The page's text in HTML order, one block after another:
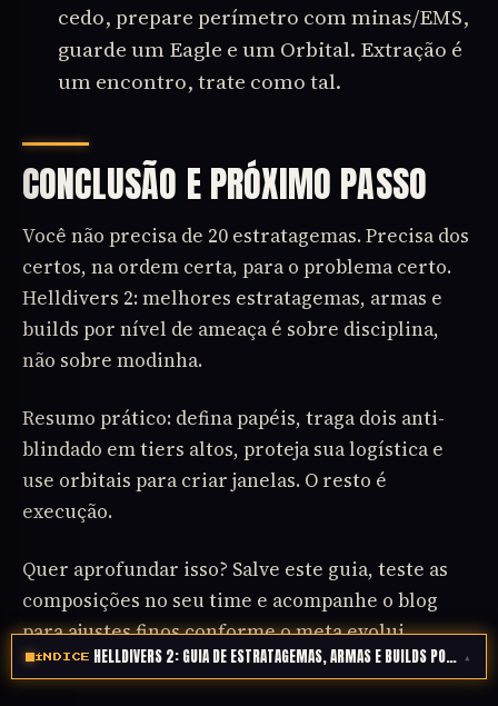
cedo, prepare perímetro com minas/EMS,
guarde um Eagle e um Orbital. Extração é
um encontro, trate como tal.
CONCLUSÃO E PRÓXIMO PASSO
Você não precisa de 20 estratagemas. Precisa dos
certos, na ordem certa, para o problema certo.
Helldivers 2: melhores estratagemas, armas e
builds por nível de ameaça é sobre disciplina,
não sobre modinha.
Resumo prático: defina papéis, traga dois anti-
blindado em tiers altos, proteja sua logística e
use orbitais para criar janelas. O resto é
execução.
Quer aprofundar isso? Salve este guia, teste as
composições no seu time e acompanhe o blog
para ajustes finos conforme o meta evolui.
Próxima missão já está na fila.
ÍNDICE HELLDIVERS 2: GUIA DE ESTRATAGEMAS, ARMAS E BUILDS POR NÍVEL
▴